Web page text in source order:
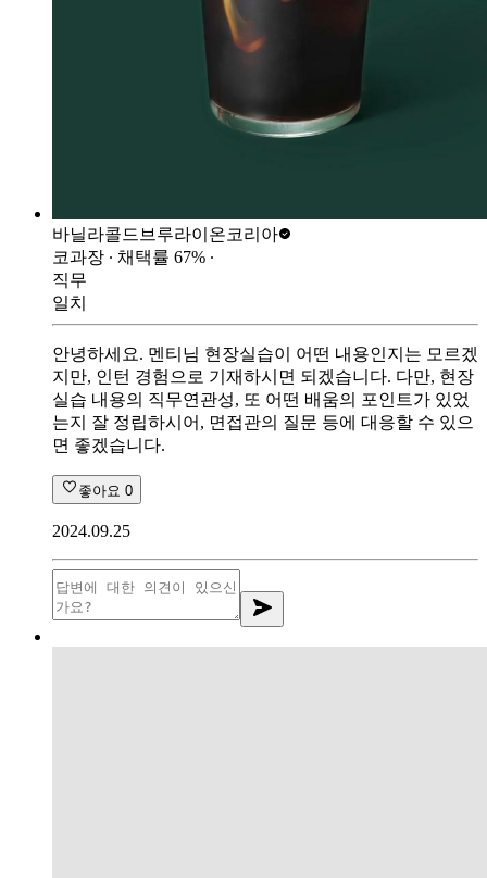
바닐라콜드브루라이온코리아
코과장 ∙ 채택률 67% ∙
직무
일치
안녕하세요. 멘티님 현장실습이 어떤 내용인지는 모르겠
지만, 인턴 경험으로 기재하시면 되겠습니다. 다만, 현장
실습 내용의 직무연관성, 또 어떤 배움의 포인트가 있었
는지 잘 정립하시어, 면접관의 질문 등에 대응할 수 있으
면 좋겠습니다.
좋아요 0
2024.09.25